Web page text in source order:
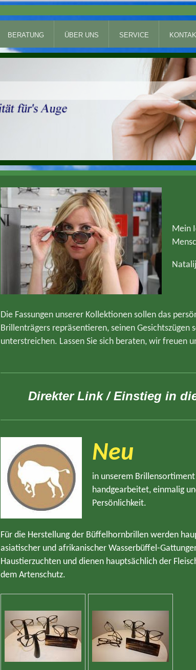
BERATUNG ÜBER UNS SERVICE
Mein
Die Fassungen unserer Kollektionen sollen das
Brillenträgers repräsentieren, seinen Gesichtszügen
unterstreichen. Lassen Sie sich beraten, wir freuen
Direkter Link / Einstieg in
Neu
in unserem
handgearbeitet, einmalig
Persönlichkeit.
Für die Herstellung der Büffelhornbrillen werden
asiatischer und afrikanischer Wasserbüffel-
Haustierzuchten und dienen hauptsächlich der
dem Artenschutz.